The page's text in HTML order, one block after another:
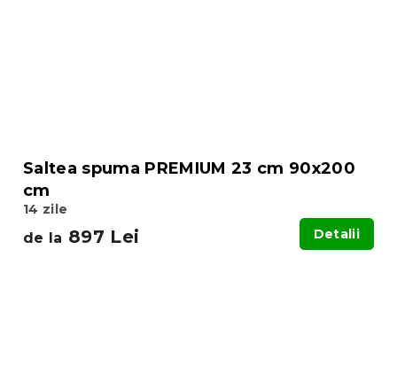
Saltea spuma PREMIUM 23 cm 90x200
cm
14 zile
de la 897 Lei Detalii